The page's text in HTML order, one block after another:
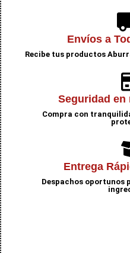
cantidad
Envíos a
Recibe tus productos
Seguridad en
Compra con
Entrega
Despachos oportunos